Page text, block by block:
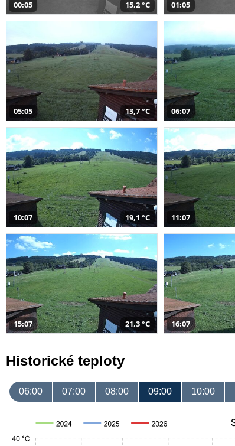
00:05 15,2 °C 01:05
05:05 13,7 °C 06:07
10:07 19,1 °C 11:07
15:07 21,3 °C 16:07
Historické teploty
06:00 07:00 08:00 09:00 10:00